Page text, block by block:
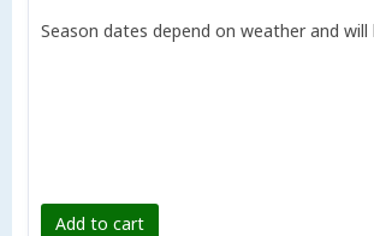
Season dates depend on weather and will
Add to cart